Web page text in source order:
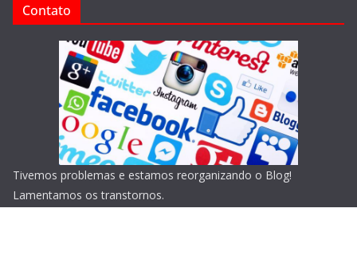
Contato
Tivemos problemas e estamos reorganizando o Blog!
Lamentamos os transtornos.